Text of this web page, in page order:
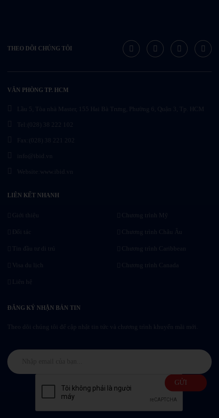
THEO DÕI CHÚNG TÔI
VĂN PHÒNG TP. HCM
Lầu 5, Tòa nhà Master, 155 Hai Bà Trưng, Phường 6, Quận 3, Tp. HCM
Tel:(028) 38 222 102
Fax:(028) 38 221 202
info@ibid.vn
Website:www.ibid.vn
LIÊN KẾT NHANH
Giới thiệu Chương trình Mỹ
Đối tác Chương trình Châu Âu
Tin đầu tư di trú Chương trình Caribbean
Visa du lịch Chương trình Canada
Liên hệ
ĐĂNG KÝ NHẬN BẢN TIN
Theo dõi chúng tôi để cập nhật tin tức và chương trình khuyến mãi mới.